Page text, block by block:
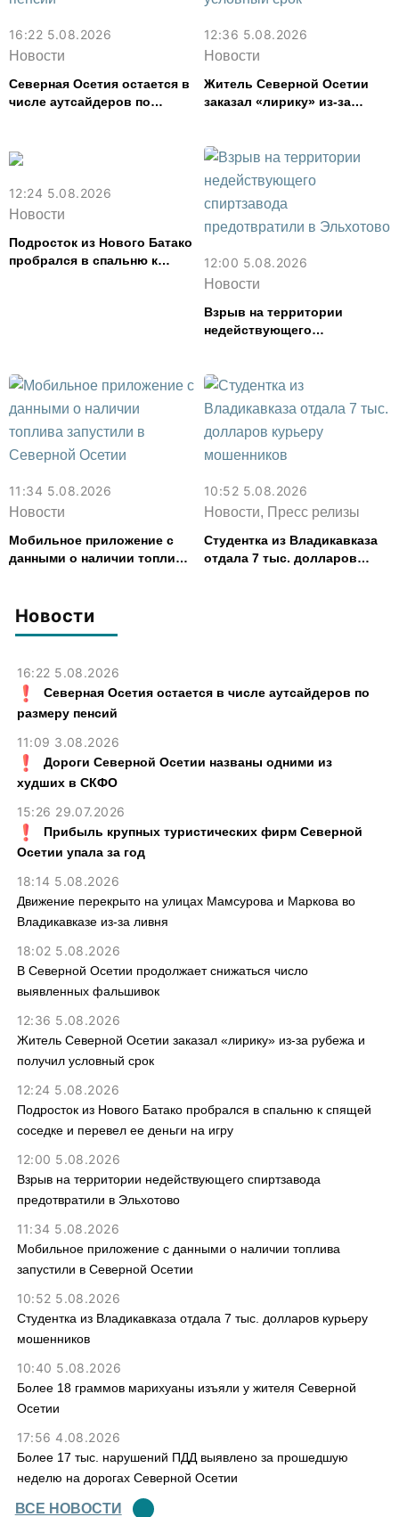
Новости
16:22 5.08.2026
Северная Осетия остается в числе аутсайдеров по
размеру пенсий
11:09 3.08.2026
Дороги Северной Осетии названы одними из
худших в СКФО
15:26 29.07.2026
Прибыль крупных туристических фирм Северной
Осетии упала за год
18:14 5.08.2026
Движение перекрыто на улицах Мамсурова и Маркова во
Владикавказе из-за ливня
18:02 5.08.2026
В Северной Осетии продолжает снижаться число
выявленных фальшивок
12:36 5.08.2026
Житель Северной Осетии заказал «лирику» из-за рубежа и
получил условный срок
12:24 5.08.2026
Подросток из Нового Батако пробрался в спальню к спящей
соседке и перевел ее деньги на игру
12:00 5.08.2026
Взрыв на территории недействующего спиртзавода
предотвратили в Эльхотово
11:34 5.08.2026
Мобильное приложение с данными о наличии топлива
запустили в Северной Осетии
10:52 5.08.2026
Студентка из Владикавказа отдала 7 тыс. долларов курьеру
мошенников
10:40 5.08.2026
Более 18 граммов марихуаны изъяли у жителя Северной
Осетии
17:56 4.08.2026
Более 17 тыс. нарушений ПДД выявлено за прошедшую
неделю на дорогах Северной Осетии
ВСЕ НОВОСТИ
16:22 5.08.2026
Новости
Северная Осетия остается в
числе аутсайдеров по
12:36 5.08.2026
Новости
Житель Северной Осетии
заказал «лирику» из-за
12:24 5.08.2026
Новости
Подросток из Нового Батако
пробрался в спальню к
12:00 5.08.2026
Новости
Взрыв на территории
недействующего
11:34 5.08.2026
Новости
Мобильное приложение с
данными о наличии топлива
10:52 5.08.2026
Новости, Пресс релизы
Студентка из Владикавказа
отдала 7 тыс. долларов